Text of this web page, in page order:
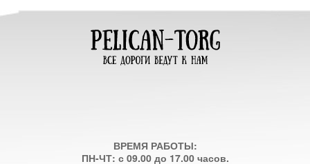
ВРЕМЯ РАБОТЫ:
ПН-ЧТ: с 09.00 до 17.00 часов.